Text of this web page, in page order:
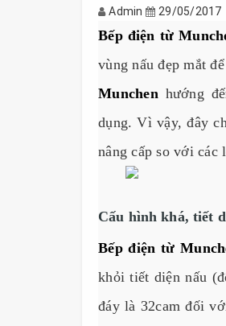
Admin 29/05/2017
Bếp điện từ
vùng nấu đẹp mắt
Munchenhướng
dụng. Vì vậy, đây
nâng cấp so với các
Cấu hình khá, tiết
Bếp điện từ
khỏi tiết diện nấu
đáy là 32cam đối